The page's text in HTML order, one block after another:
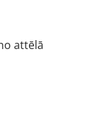
attēlā